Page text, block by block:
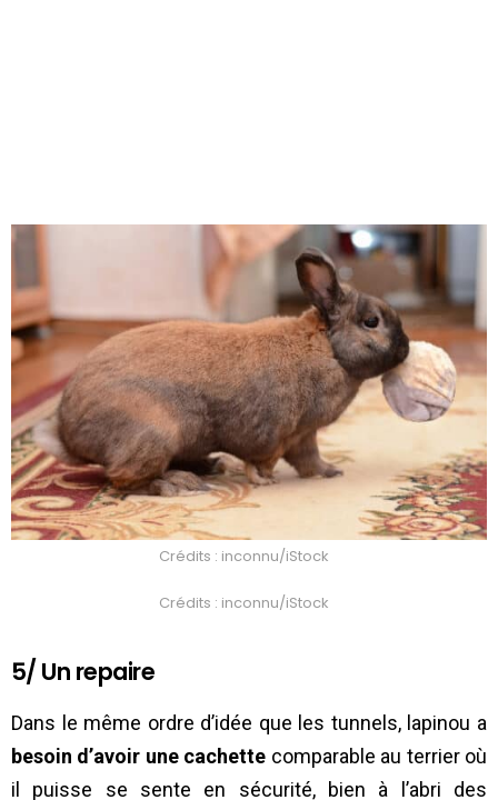
Crédits : inconnu/iStock
Crédits : inconnu/iStock
5/ Un repaire
Dans le même ordre d’idée que les tunnels, lapinou a
besoin d’avoir une cachette comparable au terrier où
il puisse se sente en sécurité, bien à l’abri des